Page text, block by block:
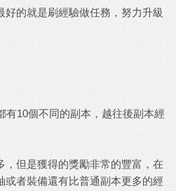
好的就是刷經驗做任務，努力升級
有10個不同的副本，越往後副本經
，但是獲得的獎勵非常的豐富，在
或者裝備還有比普通副本更多的經